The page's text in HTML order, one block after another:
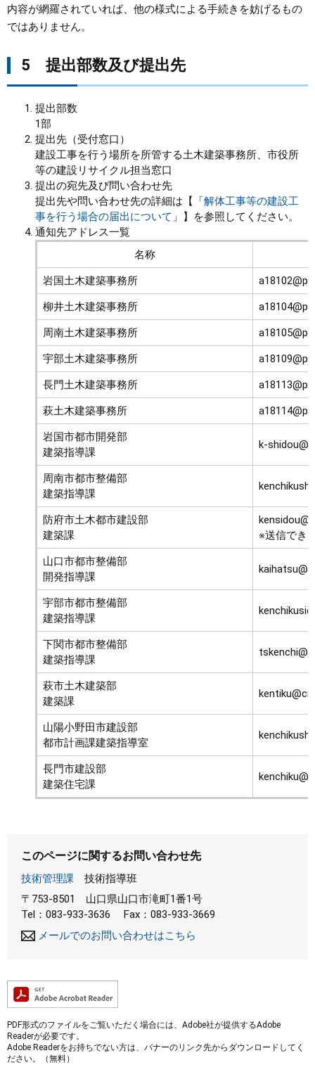
内容が網羅されていれば、他の様式による手続きを妨げるもの
ではありません。
5 提出部数及び提出先
提出部数
1部
提出先（受付窓口）
建設工事を行う場所を所管する土木建築事務所、市役所
等の建設リサイクル担当窓口
提出の宛先及び問い合わせ先
提出先や問い合わせ先の詳細は【「解体工事等の建設工
事を行う場合の届出について 」】を参照してください。
通知先アドレス一覧
名称
岩国土木建築事務所
柳井土木建築事務所
周南土木建築事務所
宇部土木建築事務所
長門土木建築事務所
萩土木建築事務所
岩国市都市開発部
建築指導課
k-
周南市都市整備部
建築指導課
防府市土木都市建設部
建築課
※送信でき
山口市都市整備部
開発指導課
宇部市都市整備部
建築指導課
下関市都市整備部
建築指導課
萩市土木建築部
建築課
山陽小野田市建設部
都市計画課建築指導室
長門市建設部
建築住宅課
このページに関するお問い合わせ先
技術管理課
技術指導班
〒753-8501
山口県山口市滝町1番1号
Tel：083-933-3636
Fax：083-933-3669
メールでのお問い合わせはこちら
PDF形式のファイルをご覧いただく場合には、Adobe社が提供するAdobe
Readerが必要です。
Adobe Readerをお持ちでない方は、バナーのリンク先からダウンロードしてく
ださい。（無料）